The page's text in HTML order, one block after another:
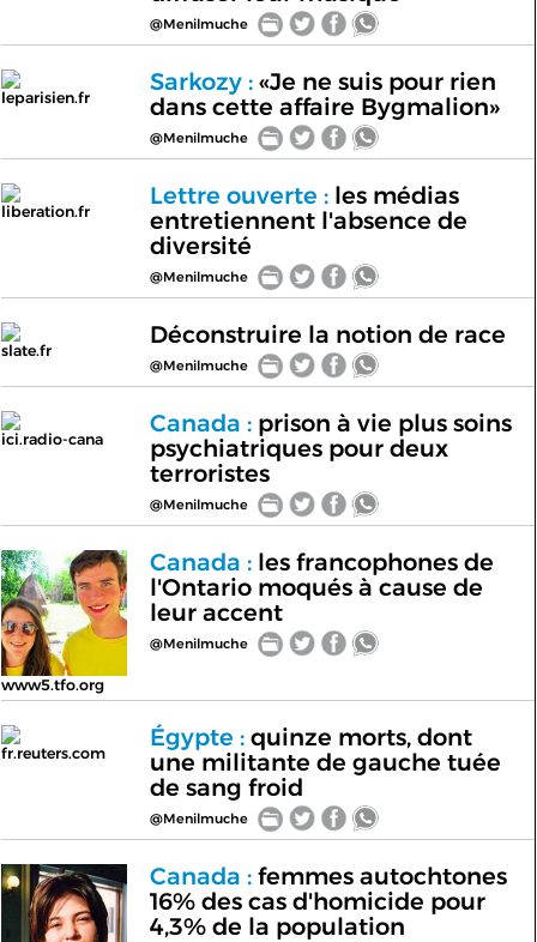
@Menilmuche
leparisien.fr
Sarkozy :«Je ne suis pour rien
dans cette affaire Bygmalion»
@Menilmuche
liberation.fr
Lettre ouverte :les médias
entretiennent l'absence de
diversité
@Menilmuche
slate.fr
Déconstruire la notion de race
@Menilmuche
ici.radio-cana
Canada :prison à vie plus soins
psychiatriques pour deux
terroristes
@Menilmuche
www5.tfo.org
Canada :les francophones de
l'Ontario moqués à cause de
leur accent
@Menilmuche
fr.reuters.com
Égypte :quinze morts, dont
une militante de gauche tuée
de sang froid
@Menilmuche
Canada :femmes autochtones
16% des cas d'homicide pour
4,3% de la population